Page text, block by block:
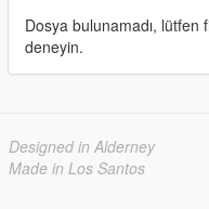
Dosya bulunamadı,
deneyin.
Designed in Alderney
Made in Los Santos